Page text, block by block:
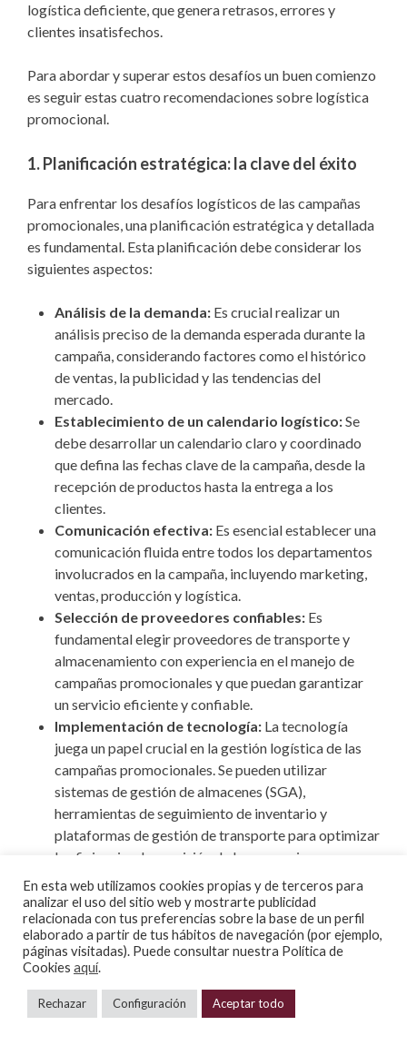
963 121 450 Contacto
logística deficiente, que genera retrasos, errores y
clientes insatisfechos.
Para abordar y superar estos desafíos un buen comienzo
es seguir estas cuatro recomendaciones sobre logística
promocional.
1.Planificación estratégica: la clave del éxito
Para enfrentar los desafíos logísticos de las campañas
promocionales, una planificación estratégica y detallada
es fundamental. Esta planificación debe considerar los
siguientes aspectos:
Análisis de la demanda: Es crucial realizar un
análisis preciso de la demanda esperada durante la
campaña, considerando factores como el histórico
de ventas, la publicidad y las tendencias del
mercado.
Establecimiento de un calendario logístico:Se
debe desarrollar un calendario claro y coordinado
que defina las fechas clave de la campaña, desde la
recepción de productos hasta la entrega a los
clientes.
Comunicación efectiva: Es esencial establecer una
comunicación fluida entre todos los departamentos
involucrados en la campaña, incluyendo marketing,
ventas, producción y logística.
Selección de proveedores confiables: Es
fundamental elegir proveedores de transporte y
almacenamiento con experiencia en el manejo de
campañas promocionales y que puedan garantizar
un servicio eficiente y confiable.
Implementación de tecnología: La tecnología
juega un papel crucial en la gestión logística de las
campañas promocionales. Se pueden utilizar
sistemas de gestión de almacenes (SGA),
herramientas de seguimiento de inventario y
plataformas de gestión de transporte para optimizar
la eficiencia y la precisión de las operaciones.
En esta web utilizamos cookies propias y de terceros para
analizar el uso del sitio web y mostrarte publicidad
relacionada con tus preferencias sobre la base de un perfil
elaborado a partir de tus hábitos de navegación (por ejemplo,
páginas visitadas). Puede consultar nuestra Política de
Cookies aquí.
Rechazar Configuración Aceptar todo